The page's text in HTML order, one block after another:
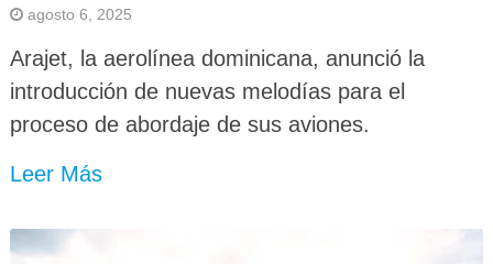
agosto 6, 2025
Arajet, la aerolínea dominicana, anunció la
introducción de nuevas melodías para el
proceso de abordaje de sus aviones.
Leer Más